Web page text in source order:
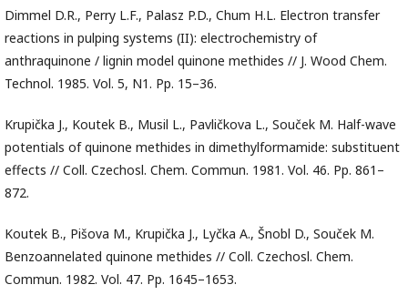
Dimmel D.R., Perry L.F., Palasz P.D., Chum H.L. Electron transfer
reactions in pulping systems (II): electrochemistry of
anthraquinone / lignin model quinone methides // J. Wood Chem.
Technol. 1985. Vol. 5, N1. Pp. 15–36.
Krupička J., Koutek B., Musil L., Pavličkova L., Souček M. Half-wave
potentials of quinone methides in dimethylformamide: substituent
effects // Coll. Czechosl. Chem. Commun. 1981. Vol. 46. Pp. 861–
872.
Koutek B., Pišova M., Krupička J., Lyčka A., Šnobl D., Souček M.
Benzoannelated quinone methides // Coll. Czechosl. Chem.
Commun. 1982. Vol. 47. Pp. 1645–1653.